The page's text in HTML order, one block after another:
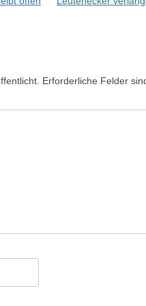
Erforderliche Felder